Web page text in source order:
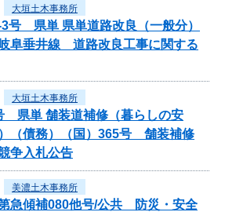
大垣土木事務所
号 県単 県単道路改良（一般分）
阜垂井線 道路改良工事に関する
大垣土木事務所
県単 舗装道補修（暮らしの安
（債務）（国）365号 舗装補修
争入札公告
美濃土木事務所
第急傾補080他号/公共 防災・安全